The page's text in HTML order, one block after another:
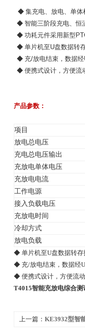
◆ 集充电、放电、单体
◆ 智能三阶段充电、恒
◆ 功耗元件采用新型
◆ 单片机至U盘数据转
◆ 充/放电结束，数据经
◆ 便携式设计，方便流
产品参数：
项目
放电总电压
充电总电压输出
充放电单体电压
充放电电流
工作电源
接入负载电压
充放电时间
冷却方式
放电负载
◆ 单片机至U盘数据转存
◆ 充/放电结束，数据经
◆ 便携式设计，方便流
T4015智能充放电综合测
上一篇： KE3932型智